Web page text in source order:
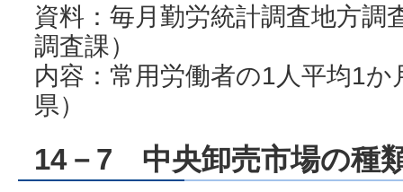
資料：毎月勤労統計調査地方調
調査課）
内容：常用労働者の1人平均1
県）
14－7 中央卸売市場の種